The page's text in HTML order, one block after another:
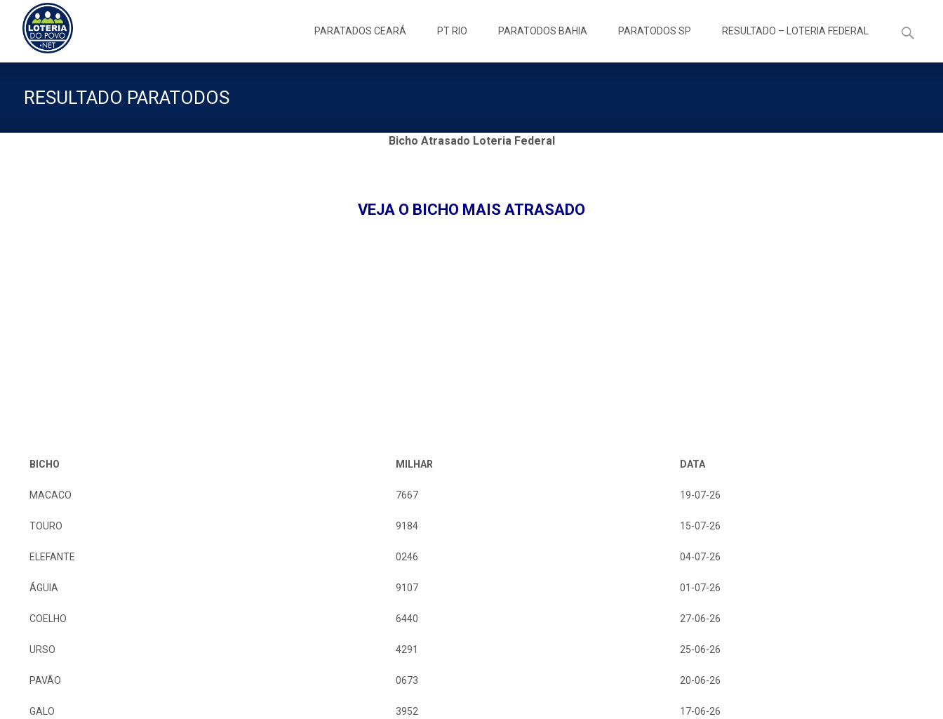
PARATADOS CEARÁ PT RIO PARATODOS BAHIA PARATODOS SP RESULTADO – LOTERIA FEDERAL
por:
RESULTADO PARATODOS
Bicho Atrasado Loteria Federal
VEJA O BICHO MAIS ATRASADO
BICHO MILHAR DATA
MACACO 7667 19-07-26
TOURO 9184 15-07-26
ELEFANTE 0246 04-07-26
ÁGUIA 9107 01-07-26
COELHO 6440 27-06-26
URSO 4291 25-06-26
PAVÃO 0673 20-06-26
GALO 3952 17-06-26